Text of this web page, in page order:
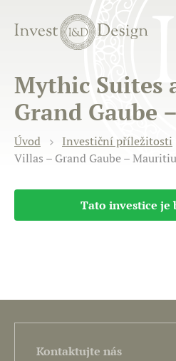
Mythic Suites
Grand Gaube
Úvod Investiční příležitosti
Villas – Grand Gaube –
Tato investice je
Kontaktujte nás